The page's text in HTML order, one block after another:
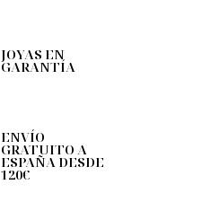
JOYAS EN
GARANTÍA
ENVÍO
GRATUITO A
ESPAÑA DESDE
120€